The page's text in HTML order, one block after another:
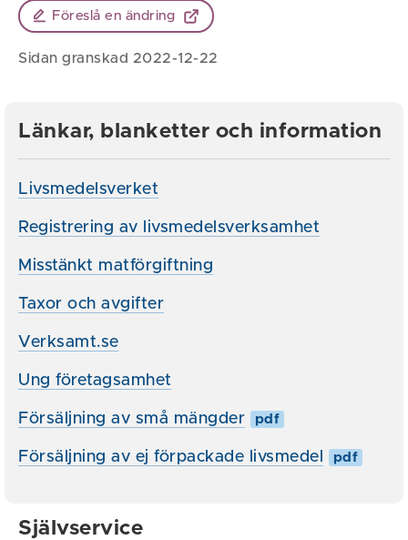
Föreslå en ändring
Sidan granskad 2022-12-22
Länkar, blanketter och information
Livsmedelsverket
Registrering av livsmedelsverksamhet
Misstänkt matförgiftning
Taxor och avgifter
Verksamt.se
Ung företagsamhet
Försäljning av små mängder pdf
Försäljning av ej förpackade livsmedel pdf
Självservice